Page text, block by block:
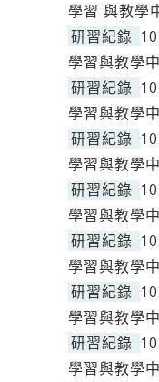
學習 與教學
研習紀錄
學習與教學
研習紀錄
學習與教學
研習紀錄
學習與教學
研習紀錄
學習與教學
研習紀錄
學習與教學
研習紀錄
學習與教學
研習紀錄
學習與教學